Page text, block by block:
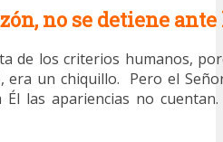
no se detiene
de los criterios humanos,
era un chiquillo. Pero el
las apariencias no